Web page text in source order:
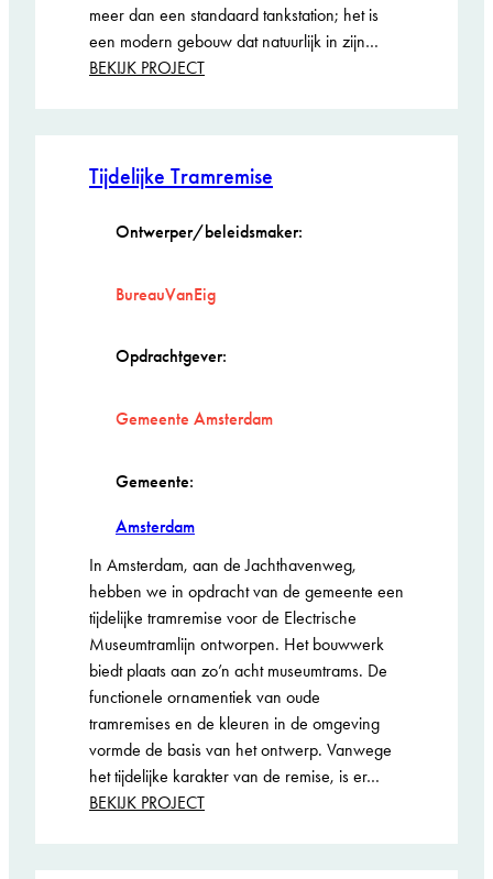
meer dan een standaard tankstation; het is
een modern gebouw dat natuurlijk in zijn…
BEKIJK PROJECT:
ARIE KEPPLER
Tijdelijke Tramremise
Ontwerper/beleidsmaker:
BureauVanEig
Opdrachtgever:
Gemeente Amsterdam
Gemeente:
Amsterdam
In Amsterdam, aan de Jachthavenweg,
hebben we in opdracht van de gemeente een
tijdelijke tramremise voor de Electrische
Museumtramlijn ontworpen. Het bouwwerk
biedt plaats aan zo’n acht museumtrams. De
functionele ornamentiek van oude
tramremises en de kleuren in de omgeving
vormde de basis van het ontwerp. Vanwege
het tijdelijke karakter van de remise, is er…
BEKIJK PROJECT: